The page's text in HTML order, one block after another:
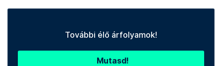
További élő árfolyamok!
Mutasd!